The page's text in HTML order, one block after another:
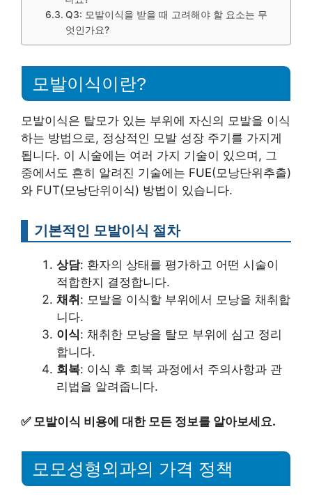
Q3: 모발이식을 받을 때 고려해야 할 요소는 무
엇인가요?
모발이식이란?
모발이식은 탈모가 있는 부위에 자신의 모발을 이식
하는 방법으로, 정상적인 모발 성장 주기를 가지게
됩니다. 이 시술에는 여러 가지 기술이 있으며, 그
중에서도 흔히 알려진 기술에는 FUE(모낭단위추출)
와 FUT(모낭단위이식) 방법이 있습니다.
기본적인 모발이식 절차
상담: 환자의 상태를 평가하고 어떤 시술이
적합한지 결정합니다.
채취: 모발을 이식할 부위에서 모낭을 채취합
니다.
이식: 채취한 모낭을 탈모 부위에 심고 정리
합니다.
회복: 이식 후 회복 과정에서 주의사항과 관
리법을 알려줍니다.
✅ 모발이식 비용에 대한 모든 정보를 알아보세요.
모모성형외과의 가격 정책